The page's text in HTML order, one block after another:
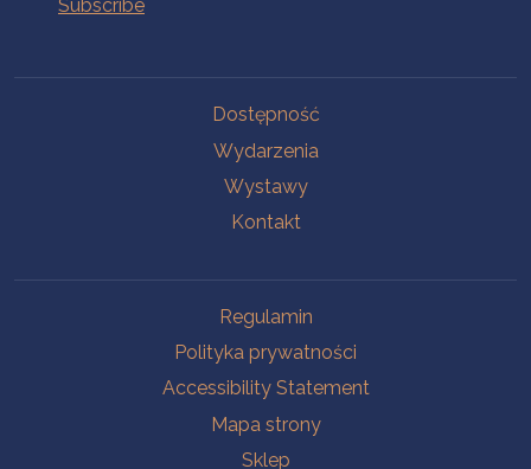
Dostępność
Wydarzenia
Wystawy
Kontakt
Regulamin
Polityka prywatności
Accessibility Statement
Mapa strony
Sklep